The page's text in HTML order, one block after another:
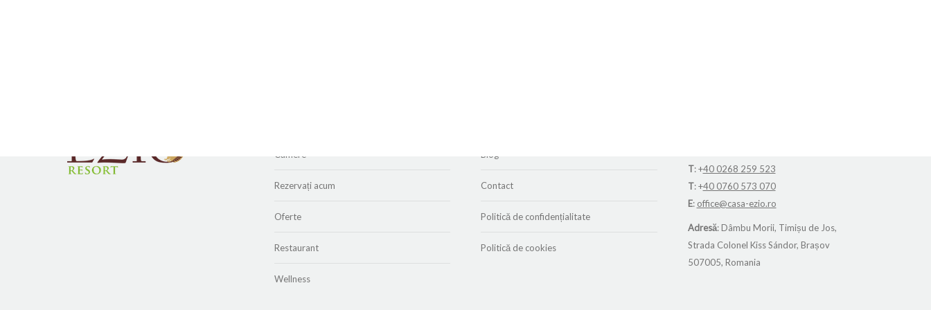
Camere
Rezervați acum
Oferte
Restaurant
Wellness
Blog
Contact
Politică de confidențialitate
Politică de cookies
T: +40 0268 259 523
T: +40 0760 573 070
E: office@casa-ezio.ro
Adresă: Dâmbu Morii, Timișu de Jos,
Strada Colonel Kiss Sándor, Brașov
507005, Romania